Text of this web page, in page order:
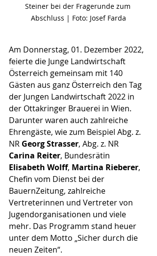
Steiner bei der Fragerunde zum
Abschluss | Foto: Josef Farda
Am Donnerstag, 01. Dezember 2022,
feierte die Junge Landwirtschaft
Österreich gemeinsam mit 140
Gästen aus ganz Österreich den Tag
der Jungen Landwirtschaft 2022 in
der Ottakringer Brauerei in Wien.
Darunter waren auch zahlreiche
Ehrengäste, wie zum Beispiel Abg. z.
NR Georg Strasser, Abg. z. NR
Carina Reiter, Bundesrätin
Elisabeth Wolff, Martina Rieberer,
Chefin vom Dienst bei der
BauernZeitung, zahlreiche
Vertreterinnen und Vertreter von
Jugendorganisationen und viele
mehr. Das Programm stand heuer
unter dem Motto „Sicher durch die
neuen Zeiten“.